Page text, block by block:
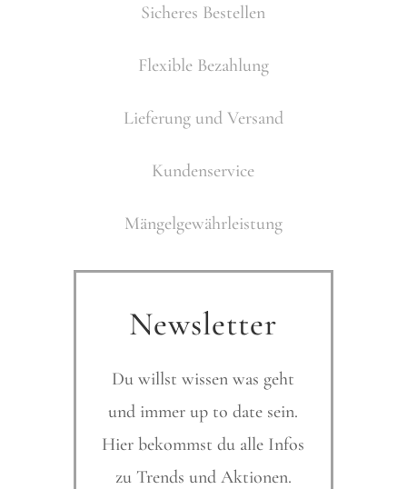
Sicheres Bestellen
Flexible Bezahlung
Lieferung und Versand
Kundenservice
Mängelgewährleistung
Newsletter
Du willst wissen was geht
und immer up to date sein.
Hier bekommst du alle Infos
zu Trends und Aktionen.